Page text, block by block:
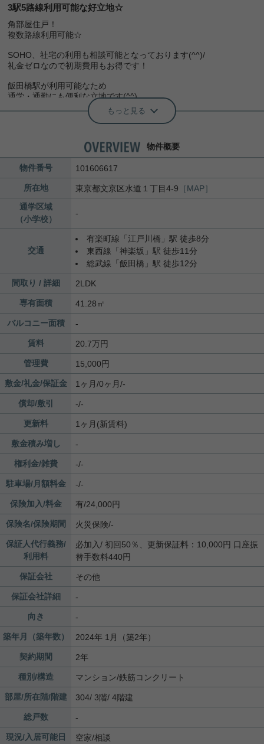
3駅5路線利用可能な好立地☆
角部屋住戸！
複数路線利用可能☆
SOHO、社宅の利用も相談可能となっております(^^)/
礼金ゼロなので初期費用もお得です！
飯田橋駅が利用可能なため
通学・通勤にも便利な立地です(^^)
気になった方はお気軽にご連絡ください。
お問合せお待ちしております。
もっと見る
物件概要
物件番号 101606617
所在地 東京都文京区水道 １丁目4-9 ［MAP］
通学区域
（小学校）
-
交通
有楽町線 「 江戸川橋 」駅 徒歩8分
東西線 「 神楽坂 」駅 徒歩11分
総武線 「 飯田橋 」駅 徒歩12分
間取り / 詳細 2LDK
専有面積 41.28㎡
バルコニー面積 -
賃料 20.7万円
管理費 15,000円
敷金/礼金/保証金 1ヶ月/0ヶ月/-
償却/敷引 -/-
更新料 1ヶ月(新賃料)
敷金積み増し -
権利金/雑費 -/-
駐車場/月額料金 -/-
保険加入/料金 有/24,000円
保険名/保険期間 火災保険/-
保証人代行義務/
利用料
必加入/ 初回50％、更新保証料：10,000円 口座振
替手数料440円
保証会社 その他
保証会社詳細 -
向き -
築年月（築年数） 2024年 1月（築2年）
契約期間 2年
種別/構造 マンション/鉄筋コンクリート
部屋/所在階/階建 304/ 3階/ 4階建
総戸数 -
現況/入居可能日 空家/相談